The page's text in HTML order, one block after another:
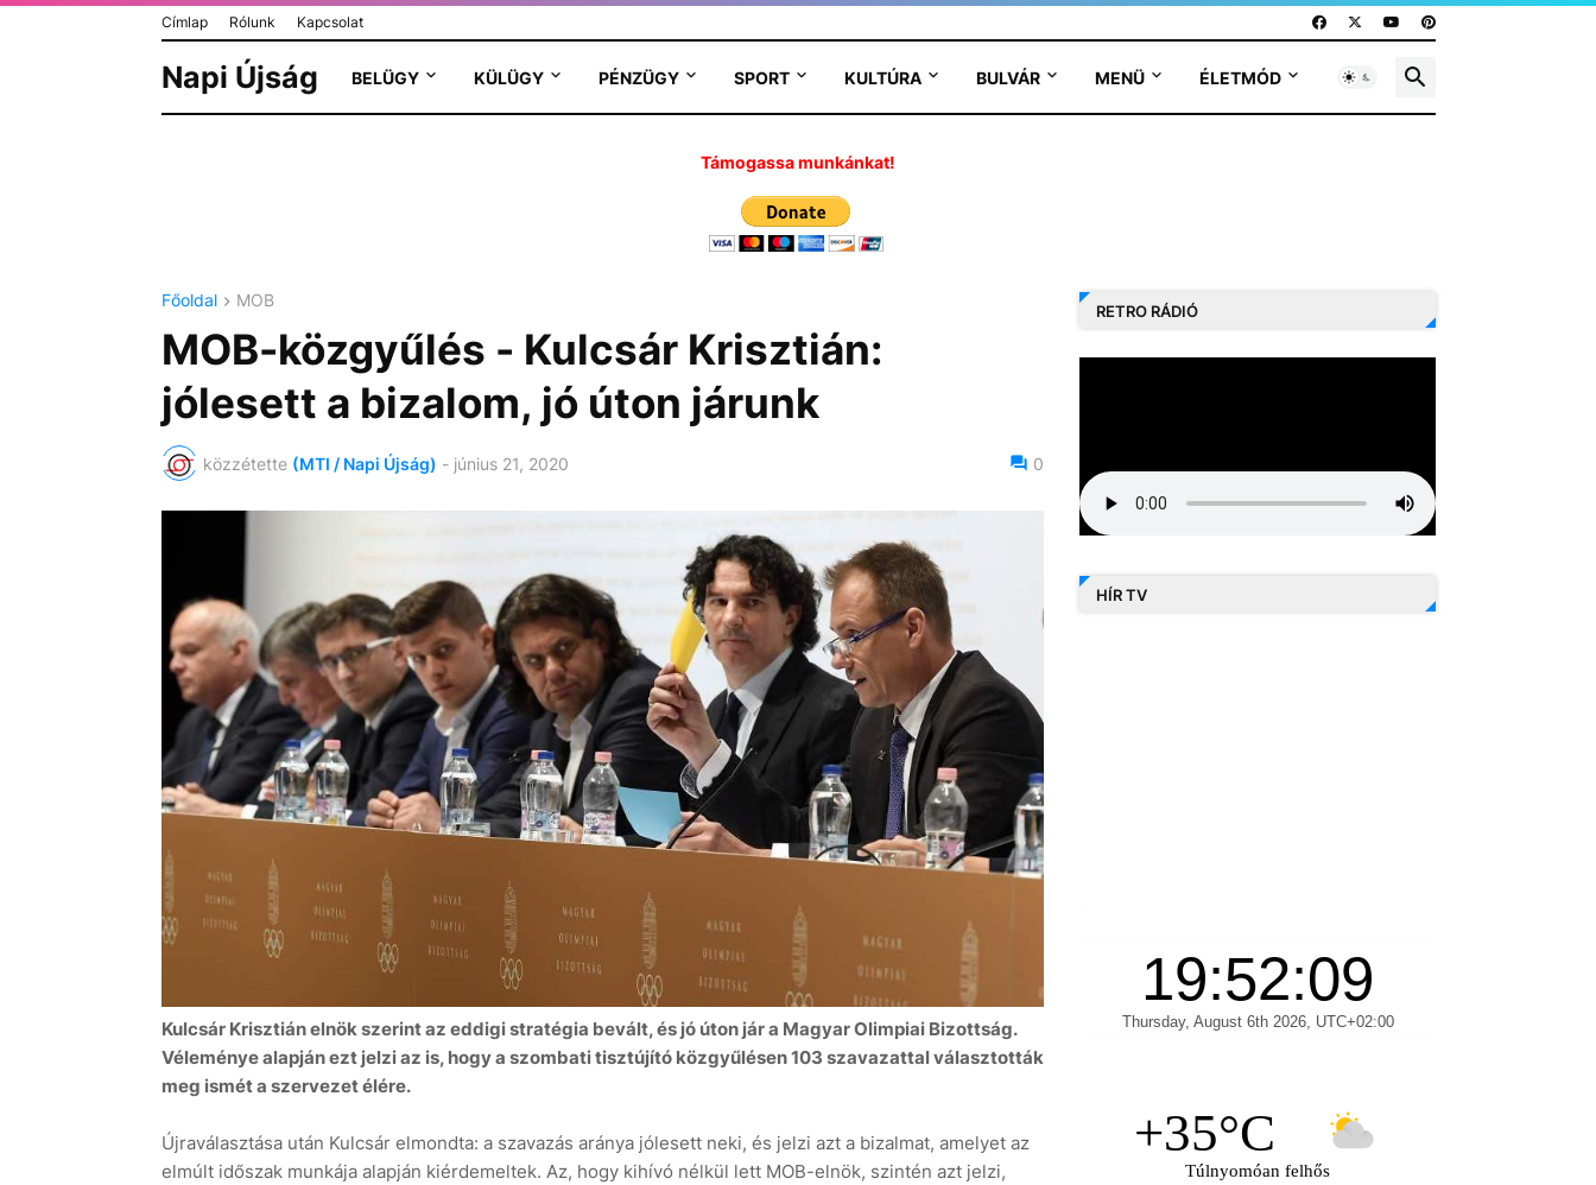
Címlap Rólunk Kapcsolat
Napi Újság BELÜGY KÜLÜGY PÉNZÜGY SPORT KULTÚRA BULVÁR MENÜ ÉLETMÓD
Támogassa munkánkat!
Főoldal MOB
MOB-közgyűlés - Kulcsár Krisztián:
jólesett a bizalom, jó úton járunk
közzétette (MTI / Napi Újság) - június 21, 2020 0
Kulcsár Krisztián elnök szerint az eddigi stratégia bevált, és jó úton jár a Magyar Olimpiai Bizottság.
Véleménye alapján ezt jelzi az is, hogy a szombati tisztújító közgyűlésen 103 szavazattal választották
meg ismét a szervezet élére.
Újraválasztása után Kulcsár elmondta: a szavazás aránya jólesett neki, és jelzi azt a bizalmat, amelyet az
elmúlt időszak munkája alapján kiérdemeltek. Az, hogy kihívó nélkül lett MOB-elnök, szintén azt jelzi,
RETRO RÁDIÓ
HÍR TV
+35°C
Túlnyomóan felhős